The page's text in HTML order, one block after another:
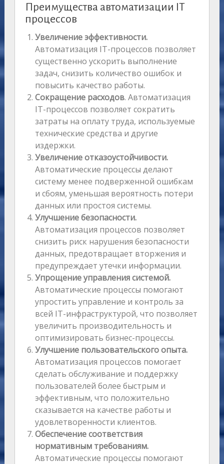
Преимущества автоматизации IT
процессов
Увеличение эффективности.
Автоматизация IT-процессов позволяет
существенно ускорить выполнение
задач, снизить количество ошибок и
повысить качество работы.
Сокращение расходов. Автоматизация
IT-процессов позволяет сократить
затраты на оплату труда, используемые
технические средства и другие
издержки.
Увеличение отказоустойчивости.
Автоматические процессы делают
систему менее подверженной ошибкам
и сбоям, уменьшая вероятность потери
данных или простоя системы.
Улучшение безопасности.
Автоматизация процессов позволяет
снизить риск нарушения безопасности
данных, предотвращает вторжения и
предупреждает утечки информации.
Упрощение управления системой.
Автоматические процессы помогают
упростить управление и контроль за
всей IT-инфраструктурой, что позволяет
увеличить производительность и
оптимизировать бизнес-процессы.
Улучшение пользовательского опыта.
Автоматизация процессов помогает
сделать обслуживание и поддержку
пользователей более быстрым и
эффективным, что положительно
сказывается на качестве работы и
удовлетворенности клиентов.
Обеспечение соответствия
нормативным требованиям.
Автоматические процессы помогают